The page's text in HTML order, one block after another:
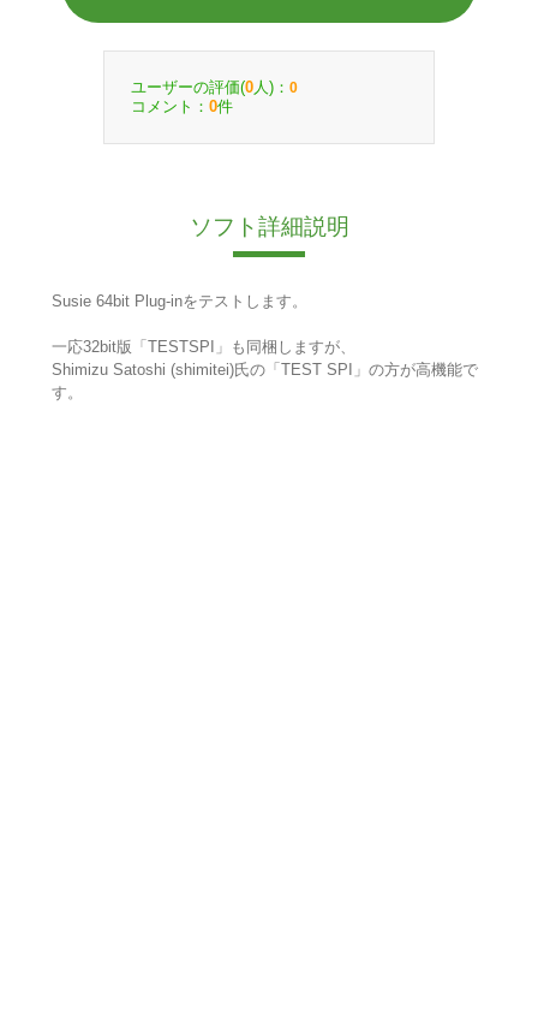
ユーザーの評価(0 人)： 0
コメント： 0件
ソフト詳細説明
Susie 64bit Plug-inをテストします。
一応32bit版「TESTSPI」も同梱しますが、
Shimizu Satoshi (shimitei)氏の「TEST SPI」の方が高機能で
す。